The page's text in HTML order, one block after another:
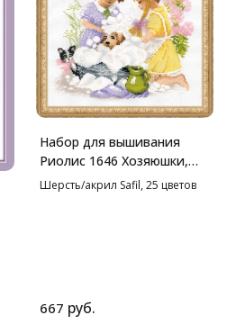
Набор для вышивания
Риолис 1646 Хозяюшки,
30*30 см
Шерсть/акрил Safil, 25 цветов
667 руб.